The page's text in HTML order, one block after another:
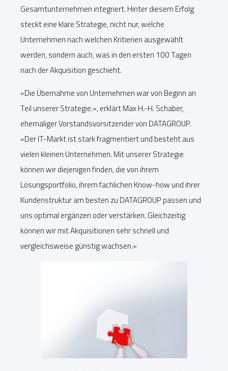
Gesamtunternehmen integriert. Hinter diesem Erfolg
steckt eine klare Strategie, nicht nur, welche
Unternehmen nach welchen Kritierien ausgewählt
werden, sondern auch, was in den ersten 100 Tagen
nach der Akquisition geschieht.
»Die Übernahme von Unternehmen war von Beginn an
Teil unserer Strategie.«, erklärt Max H.-H. Schaber,
ehemaliger Vorstandsvorsitzender von DATAGROUP.
»Der IT-Markt ist stark fragmentiert und besteht aus
vielen kleinen Unternehmen. Mit unserer Strategie
können wir diejenigen finden, die von ihrem
Lösungsportfolio, ihrem fachlichen Know-how und ihrer
Kundenstruktur am besten zu DATAGROUP passen und
uns optimal ergänzen oder verstärken. Gleichzeitig
können wir mit Akquisitionen sehr schnell und
vergleichsweise günstig wachsen.«